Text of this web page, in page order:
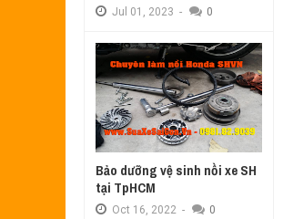
Jul 01, 2023 - 0
Bảo dưỡng vệ sinh nồi xe SH
tại TpHCM
Oct 16, 2022 - 0